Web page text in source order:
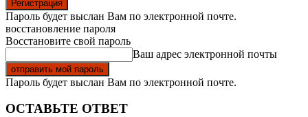
Пароль будет выслан Вам по электронной почте.
восстановление пароля
Восстановите свой пароль
Ваш адрес электронной почты
Пароль будет выслан Вам по электронной почте.
ОСТАВЬТЕ ОТВЕТ